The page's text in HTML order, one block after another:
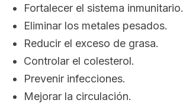
Fortalecer el sistema inmunitario.
Eliminar los metales pesados.
Reducir el exceso de grasa.
Controlar el colesterol.
Prevenir infecciones.
Mejorar la circulación.